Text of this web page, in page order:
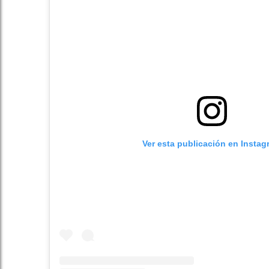
Ver esta publicación en